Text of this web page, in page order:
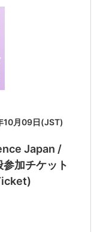
10月09日(JST)
Japan /
加チケット